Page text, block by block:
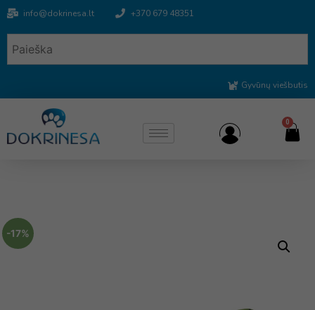
info@dokrinesa.lt +370 679 48351
Gyvūnų viešbutis
0
-17%